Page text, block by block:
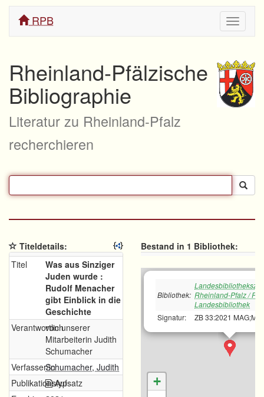
ein/
RPB
Rheinland-Pfälzische
Bibliographie
Literatur zu Rheinland-Pfalz
recherchieren
Titeldetails:
Titel
Was aus Sinziger
Juden wurde :
Rudolf Menacher
gibt Einblick in die
Geschichte
Verantwortlichvon unserer
Mitarbeiterin Judith
Schumacher
Verfasser/inSchumacher, Judith
PublikationstypAufsatz
Bestand in 1 Bibliothek:
Bibliothek: Rheinland-Pfalz /
Landesbibliothek
Signatur:
ZB 33:2021 MAG;MZ
+